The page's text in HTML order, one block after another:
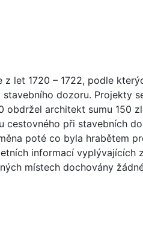
let 1720 – 1722, podle
dozoru. Projekty
obdržel architekt sumu 150
cestovného při stavebních
poté co byla hrabětem
informací vyplývajících
místech dochovány